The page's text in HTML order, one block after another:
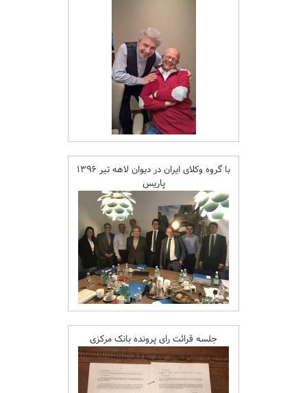
با گروه وکلای ایران در دیوان لاهه تیر ۱۳۹۶
پاریس
جلسه قرائت رای پرونده بانک مرکزی